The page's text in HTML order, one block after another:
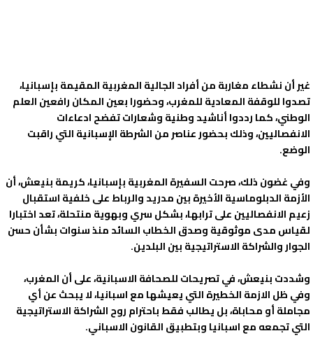
غير أن نشطاء مغاربة من أفراد الجالية المغربية المقيمة بإسبانيا،
تصدوا للوقفة المعادية للمغرب، وحضورا بعين المكان رافعين العلم
الوطني، كما رددوا أناشيد وطنية وشعارات تفضح ادعاءات
الانفصاليين، وذلك بحضور عناصر من الشرطة الإسبانية التي راقبت
الوضع.
وفي غضون ذلك، صرحت السفيرة المغربية بإسبانيا، كريمة بنيعش، أن
الأزمة الدبلوماسية الأخيرة بين مدريد والرباط على خلفية استقبال
زعيم الانفصاليين على ترابها، بشكل سري وبهوية منتحلة، تعد اختبارا
لقياس مدى موثوقية وصدق الخطاب السائد منذ سنوات بشأن حسن
الجوار والشراكة الاستراتيجية بين البلدين.
وشددت بنيعش، في تصريحات للصحافة الاسبانية، على أن المغرب،
وفي ظل الازمة الخطيرة التي يعيشها مع اسبانيا، لا يبحث عن أي
مجاملة أو محاباة، بل يطالب فقط باحترام روح الشراكة الاستراتيجية
التي تجمعه مع اسبانيا وبتطبيق القانون الاسباني.